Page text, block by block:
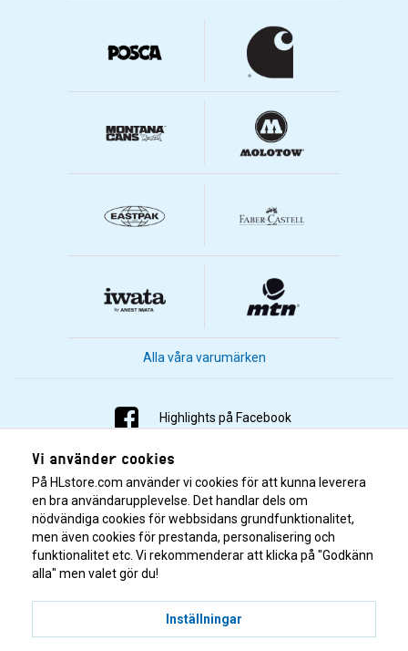
Alla våra varumärken
Highlights på Facebook
Highlights på Instagram
Highlights på Youtube
Highlights på Tiktok
Vi använder cookies
På HLstore.com använder vi cookies för att kunna leverera
en bra användarupplevelse. Det handlar dels om
nödvändiga cookies för webbsidans grundfunktionalitet,
men även cookies för prestanda, personalisering och
funktionalitet etc. Vi rekommenderar att klicka på "Godkänn
alla" men valet gör du!
Inställningar